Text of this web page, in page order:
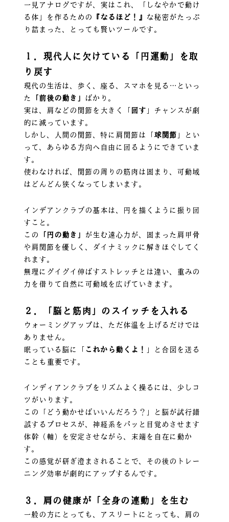
一見アナログですが、実はこれ、「しなやかで動け
る体」を作るための
『なるほど！』
な秘密がたっぷ
り詰まった、とっても賢いツールです。
１．現代人に欠けている「円運動」を取
り戻す
現代の生活は、歩く、座る、スマホを見る…といっ
た
「前後の動き」
ばかり。
実は、肩などの関節を大きく「回す 」チャンスが劇
的に減っています。
しかし、人間の関節、特に肩関節は「球関節 」とい
って、あらゆる方向へ自由に回るようにできていま
す。
使わなければ、関節の周りの筋肉は固まり、可動域
はどんどん狭くなってしまいます。
インデアンクラブの基本は、円を描くように振り回
すこと。
この
「円の動き」
が生む遠心力が、固まった肩甲骨
や肩関節を優しく、ダイナミックに解きほぐしてく
れます。
無理にグイグイ伸ばすストレッチとは違い、重みの
力を借りて自然に可動域を広げていきます。
２．「脳と筋肉」のスイッチを入れる
ウォーミングアップは、ただ体温を上げるだけでは
ありません。
眠っている脳に「 これから動くよ！
」と合図を送る
ことも重要です。
インディアンクラブをリズムよく操るには、少しコ
ツがいります。
この「どう動かせばいいんだろう？」と脳が試行錯
誤するプロセスが、神経系をパッと目覚めさせます
体幹（軸）を安定させながら、末端を自在に動か
す。
この感覚が研ぎ澄まされることで、その後のトレー
ニング効率が劇的にアップするんです。
３．肩の健康が「全身の連動」を生む
一般の方にとっても、アスリートにとっても、肩の